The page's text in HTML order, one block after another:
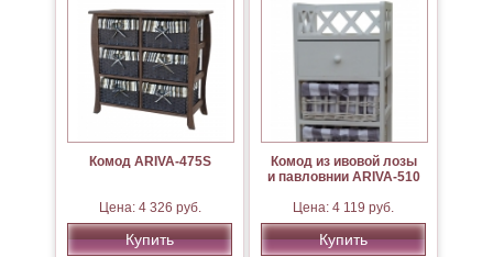
Комод ARIVA-475S
Цена: 4 326 руб.
Купить
Комод из ивовой лозы
и павловнии ARIVA-510
Цена: 4 119 руб.
Купить